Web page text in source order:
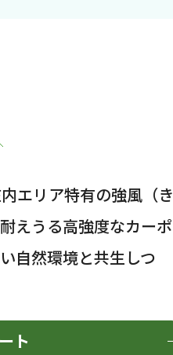
エリア特有の強風（き
えうる高強度なカーポ
自然環境と共生しつ
ト